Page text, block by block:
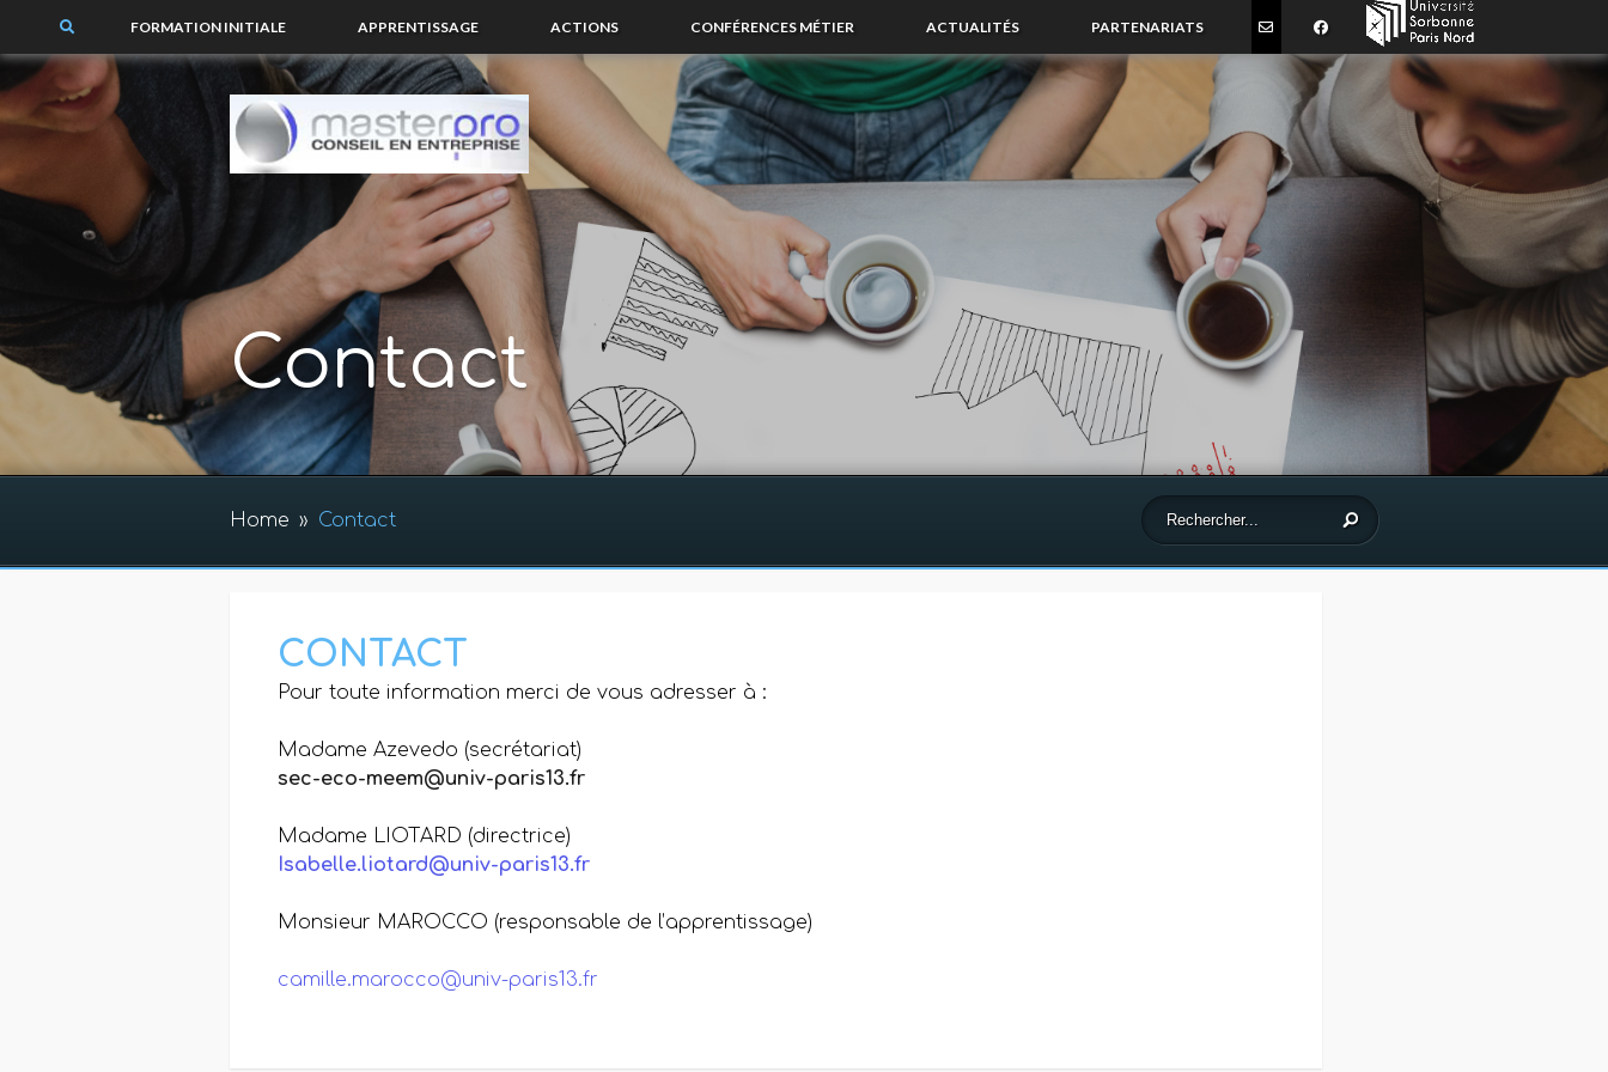
FORMATION INITIALE APPRENTISSAGE ACTIONS CONFÉRENCES MÉTIER ACTUALITÉS PARTENARIATS
Contact
Home » Contact
CONTACT
Pour toute information merci de vous adresser à :
Madame Azevedo (secrétariat)
sec-eco-meem@univ-paris13.fr
Madame LIOTARD (directrice)
Isabelle.liotard@univ-paris13.fr
Monsieur MAROCCO (responsable de l’apprentissage)
camille.marocco@univ-paris13.fr